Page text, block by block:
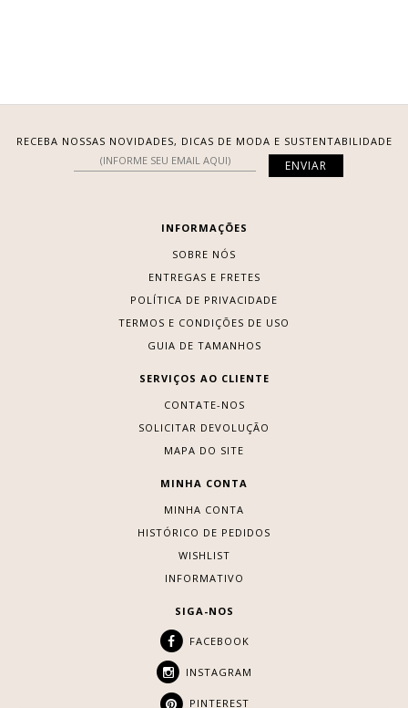
RECEBA NOSSAS NOVIDADES, DICAS DE MODA E SUSTENTABILIDADE
INFORMAÇÕES
SOBRE NÓS
ENTREGAS E FRETES
POLÍTICA DE PRIVACIDADE
TERMOS E CONDIÇÕES DE USO
GUIA DE TAMANHOS
SERVIÇOS AO CLIENTE
CONTATE-NOS
SOLICITAR DEVOLUÇÃO
MAPA DO SITE
MINHA CONTA
MINHA CONTA
HISTÓRICO DE PEDIDOS
WISHLIST
INFORMATIVO
SIGA-NOS
FACEBOOK
INSTAGRAM
PINTEREST